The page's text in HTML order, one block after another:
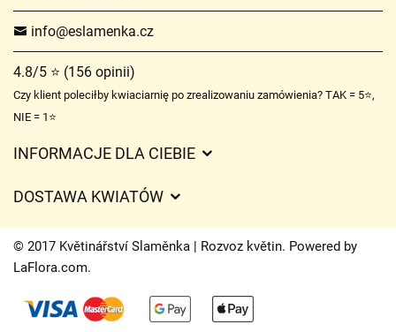
info@eslamenka.cz
4.8/5 ⭐ (156 opinii)
Czy klient poleciłby kwiaciarnię po zrealizowaniu zamówienia? TAK = 5⭐,
NIE = 1⭐
INFORMACJE DLA CIEBIE
Czasy dostawy kwiatów – przegląd możliwości
DOSTAWA KWIATÓW
Opłaty za dostawę
Gdzie dostarczamy kwiaty
Kontakt
© 2017 Květinářství Slaměnka | Rozvoz květin. Powered by
LaFlora.com.